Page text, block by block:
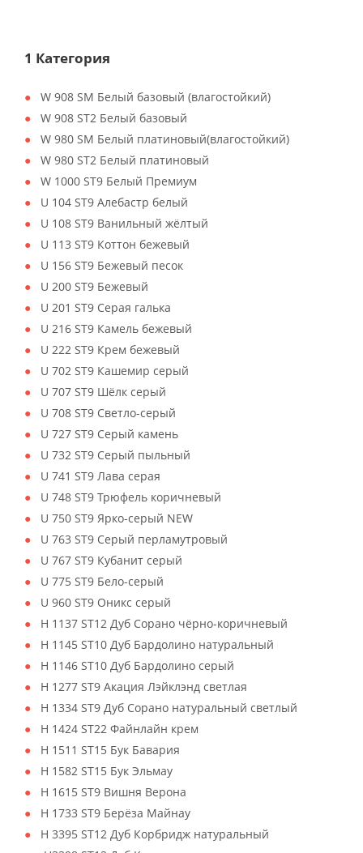
1 Категория
W 908 SM Белый базовый (влагостойкий)
W 908 ST2 Белый базовый
W 980 SM Белый платиновый(влагостойкий)
W 980 ST2 Белый платиновый
W 1000 ST9 Белый Премиум
U 104 ST9 Алебастр белый
U 108 ST9 Ванильный жёлтый
U 113 ST9 Коттон бежевый
U 156 ST9 Бежевый песок
U 200 ST9 Бежевый
U 201 ST9 Серая галька
U 216 ST9 Камель бежевый
U 222 ST9 Крем бежевый
U 702 ST9 Кашемир серый
U 707 ST9 Шёлк серый
U 708 ST9 Светло-серый
U 727 ST9 Серый камень
U 732 ST9 Серый пыльный
U 741 ST9 Лава серая
U 748 ST9 Трюфель коричневый
U 750 ST9 Ярко-серый NEW
U 763 ST9 Серый перламутровый
U 767 ST9 Кубанит серый
U 775 ST9 Бело-серый
U 960 ST9 Оникс серый
H 1137 ST12 Дуб Сорано чёрно-коричневый
H 1145 ST10 Дуб Бардолино натуральный
H 1146 ST10 Дуб Бардолино серый
H 1277 ST9 Акация Лэйклэнд светлая
H 1334 ST9 Дуб Сорано натуральный светлый
H 1424 ST22 Файнлайн крем
H 1511 ST15 Бук Бавария
H 1582 ST15 Бук Эльмау
H 1615 ST9 Вишня Верона
H 1733 ST9 Берёза Майнау
H 3395 ST12 Дуб Корбридж натуральный